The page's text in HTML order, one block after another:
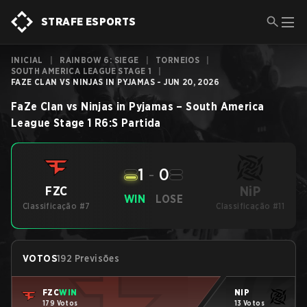
STRAFE ESPORTS
INICIAL RAINBOW 6: SIEGE TORNEIOS
SOUTH AMERICA LEAGUE STAGE 1
FAZE CLAN VS NINJAS IN PYJAMAS - JUN 20, 2026
FaZe Clan vs Ninjas in Pyjamas –South America
League Stage 1 R6:S Partida
FZC
Classificação #7
WIN
1 - 0
LOSE NiP
Classificação #11
VOTOS192 Previsões
FZCWIN
179 Votos
NiP
13 Votos